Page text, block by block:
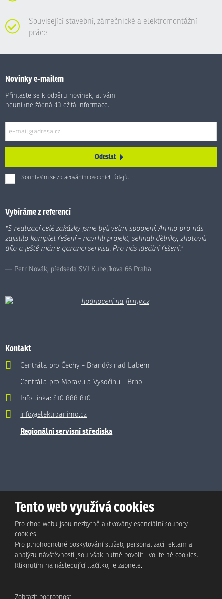
Související stavební, zámečnické a elektromontážní
práce
Novinky e-mailem
Přihlaste se k odběru novinek, ať vám
neunikne žádná důležitá informace.
Odeslat
Souhlasím se zpracováním osobních údajů
Formulář
nepodařilo
odeslat.
Vybíráme z referencí
"S realizací celé zakázky jsme byli velmi spoojení. Animo pro nás
zajistilo komplet řešení - navrhli projekt, sehnali dělníky, zhotovili
dílo a ještě máme garanci servisu. Pro nás ideální řešení."
Petr Novák, předseda SVJ Kubelíkova 66 Praha
Kontakt
Centrála pro Čechy - Brandýs nad Labem
Centrála pro Moravu a Vysočinu - Brno
Info linka:810 888 810
info@elektroanimo.cz
Regionální servisní střediska
© Animo Bohemia s.r.o., 2026, vytvořila eBRÁNA s.r.o.
Mapa stránek|Podmínky použití|Ochrana osobních údajů
Tento web využívá cookies
Pro chod webu jsou nezbytně aktivovány esenciální soubory
cookies.
Pro plnohodnotné poskytování služeb, personalizaci reklam a
analýzu návštěvnosti jsou však nutné povolit i volitelné cookies.
Kliknutím na následující tlačítko, je zapnete.
Zobrazit podrobnosti